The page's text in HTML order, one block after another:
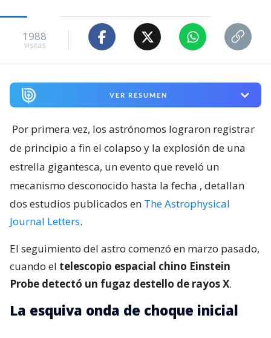
1988
visitas
VER RESUMEN
Por primera vez, los astrónomos lograron registrar
de principio a fin el colapso y la explosión de una
estrella gigantesca, un evento que reveló un
mecanismo desconocido hasta la fecha , detallan
dos estudios publicados en The Astrophysical
Journal Letters.
El seguimiento del astro comenzó en marzo pasado,
cuando el telescopio espacial chino Einstein
Probe detectó un fugaz destello de rayos X.
La esquiva onda de choque inicial